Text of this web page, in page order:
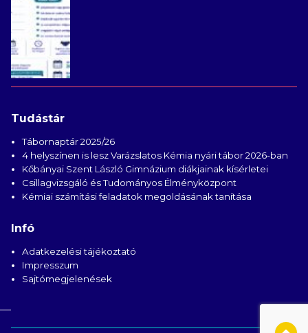
Tudástár
Tábornaptár 2025/26
4 helyszínen is lesz Varázslatos Kémia nyári tábor 2026-ban
Kőbányai Szent László Gimnázium diákjainak kísérletei
Csillagvizsgáló és Tudományos Élményközpont
Kémiai számítási feladatok megoldásának tanítása
Infó
Adatkezelési tájékoztató
Impresszum
Sajtómegjelenések